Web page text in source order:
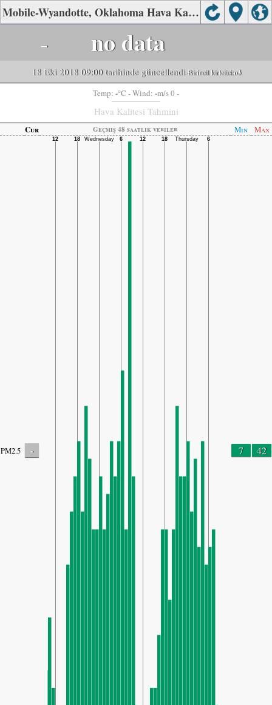
Mobile-Wyandotte, Oklahoma Hava Kalitesi
- no data
18 Eki 2018 09:00 tarihinde güncellendi-Birincil kirletici:o3
Temp: -°C - Wind: -m/s 0 -
Hava Kalitesi Tahmini
Cur Geçmiş 48 saatlik veriler Min Max
PM2.5 - 7 42